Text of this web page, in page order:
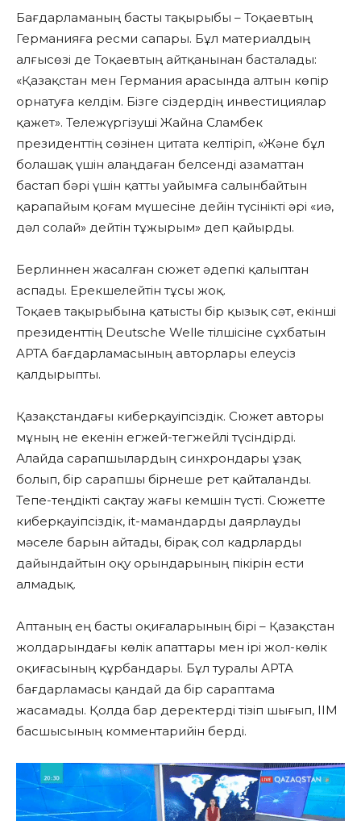
Бағдарламаның басты тақырыбы – Тоқаевтың
Германияға ресми сапары. Бұл материалдың
алғысөзі де Тоқаевтың айтқанынан басталады:
«Қазақстан мен Германия арасында алтын көпір
орнатуға келдім. Бізге сіздердің инвестициялар
қажет». Тележүргізуші Жайна Сламбек
президенттің сөзінен цитата келтіріп, «Және бұл
болашақ үшін алаңдаған белсенді азаматтан
бастап бәрі үшін қатты уайымға салынбайтын
қарапайым қоғам мүшесіне дейін түсінікті әрі «иә,
дәл солай» дейтін тұжырым» деп қайырды.
Берлиннен жасалған сюжет әдепкі қалыптан
аспады. Ерекшелейтін тұсы жоқ.
Тоқаев тақырыбына қатысты бір қызық сәт, екінші
президенттің Deutsche Welle тілшісіне сұхбатын
APTA бағдарламасының авторлары елеусіз
қалдырыпты.
Қазақстандағы киберқауіпсіздік. Сюжет авторы
мұның не екенін егжей-тегжейлі түсіндірді.
Алайда сарапшылардың синхрондары ұзақ
болып, бір сарапшы бірнеше рет қайталанды.
Тепе-теңдікті сақтау жағы кемшін түсті. Сюжетте
киберқауіпсіздік, it-мамандарды даярлауды
мәселе барын айтады, бірақ сол кадрларды
дайындайтын оқу орындарының пікірін ести
алмадық.
Аптаның ең басты оқиғаларының бірі – Қазақстан
жолдарындағы көлік апаттары мен ірі жол-көлік
оқиғасының құрбандары. Бұл туралы APTA
бағдарламасы қандай да бір сараптама
жасамады. Қолда бар деректерді тізіп шығып, ІІМ
басшысының комментарийін берді.